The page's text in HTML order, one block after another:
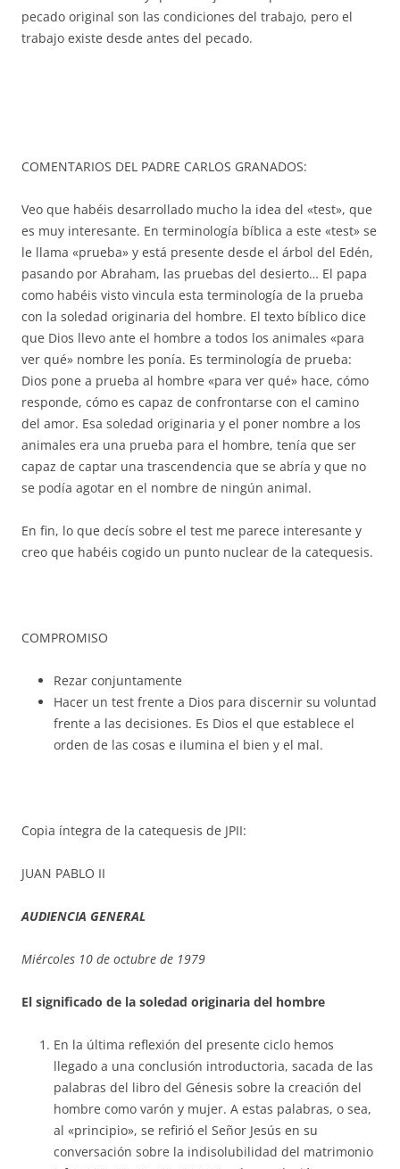
pecado original son las condiciones del trabajo, pero el
trabajo existe desde antes del pecado.
COMENTARIOS DEL PADRE CARLOS GRANADOS:
Veo que habéis desarrollado mucho la idea del «test», que
es muy interesante. En terminología bíblica a este «test» se
le llama «prueba» y está presente desde el árbol del Edén,
pasando por Abraham, las pruebas del desierto… El papa
como habéis visto vincula esta terminología de la prueba
con la soledad originaria del hombre. El texto bíblico dice
que Dios llevo ante el hombre a todos los animales «para
ver qué» nombre les ponía. Es terminología de prueba:
Dios pone a prueba al hombre «para ver qué» hace, cómo
responde, cómo es capaz de confrontarse con el camino
del amor. Esa soledad originaria y el poner nombre a los
animales era una prueba para el hombre, tenía que ser
capaz de captar una trascendencia que se abría y que no
se podía agotar en el nombre de ningún animal.
En fin, lo que decís sobre el test me parece interesante y
creo que habéis cogido un punto nuclear de la catequesis.
COMPROMISO
Rezar conjuntamente
Hacer un test frente a Dios para discernir su voluntad
frente a las decisiones. Es Dios el que establece el
orden de las cosas e ilumina el bien y el mal.
Copia íntegra de la catequesis de JPII:
JUAN PABLO II
AUDIENCIA GENERAL
Miércoles 10 de octubre de 1979
El significado de la soledad originaria del hombre
En la última reflexión del presente ciclo hemos
llegado a una conclusión introductoria, sacada de las
palabras del libro del Génesis sobre la creación del
hombre como varón y mujer. A estas palabras, o sea,
al «principio», se refirió el Señor Jesús en su
conversación sobre la indisolubilidad del matrimonio